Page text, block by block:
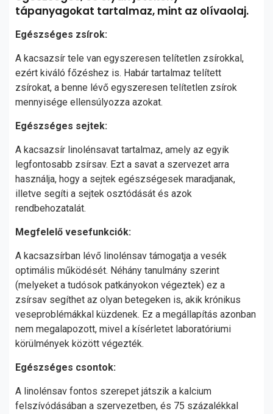
tápanyagokat tartalmaz, mint az olívaolaj.
Egészséges zsírok:
A kacsazsír tele van egyszeresen telítetlen zsírokkal,
ezért kiváló főzéshez is. Habár tartalmaz telített
zsírokat, a benne lévő egyszeresen telítetlen zsírok
mennyisége ellensúlyozza azokat.
Egészséges sejtek:
A kacsazsír linolénsavat tartalmaz, amely az egyik
legfontosabb zsírsav. Ezt a savat a szervezet arra
használja, hogy a sejtek egészségesek maradjanak,
illetve segíti a sejtek osztódását és azok
rendbehozatalát.
Megfelelő vesefunkciók:
A kacsazsírban lévő linolénsav támogatja a vesék
optimális működését. Néhány tanulmány szerint
(melyeket a tudósok patkányokon végeztek) ez a
zsírsav segíthet az olyan betegeken is, akik krónikus
veseproblémákkal küzdenek. Ez a megállapítás azonban
nem megalapozott, mivel a kísérletet laboratóriumi
körülmények között végezték.
Egészséges csontok:
A linolénsav fontos szerepet játszik a kalcium
felszívódásában a szervezetben, és 75 százalékkal